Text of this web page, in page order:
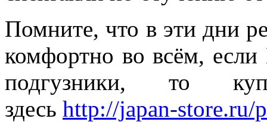
Помните, что в эти дни
комфортно во всём,
подгузники, то
здесь http://japan-store.ru/